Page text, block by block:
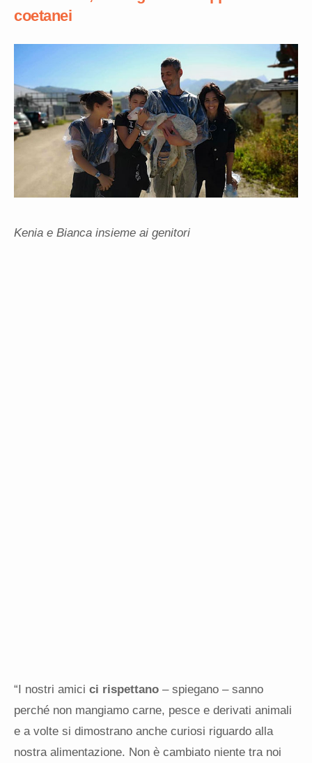
coetanei
Kenia e Bianca insieme ai genitori
“I nostri amici ci rispettano – spiegano – sanno
perché non mangiamo carne, pesce e derivati animali
e a volte si dimostrano anche curiosi riguardo alla
nostra alimentazione. Non è cambiato niente tra noi